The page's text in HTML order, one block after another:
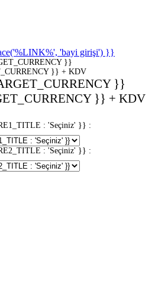
'bayi girişi') }}
}}
}} + KDV
}}
}} + KDV
: 'Seçiniz' }} :
: 'Seçiniz' }} :